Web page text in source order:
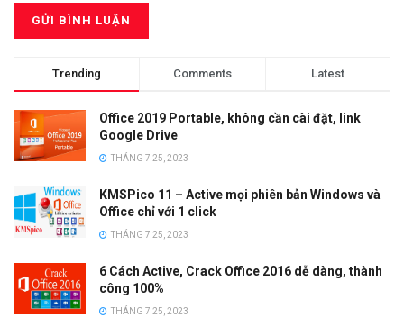
Trending Comments Latest
Office 2019 Portable, không cần cài đặt, link
Google Drive
THÁNG 7 25, 2023
KMSPico 11 – Active mọi phiên bản Windows và
Office chỉ với 1 click
THÁNG 7 25, 2023
6 Cách Active, Crack Office 2016 dễ dàng, thành
công 100%
THÁNG 7 25, 2023